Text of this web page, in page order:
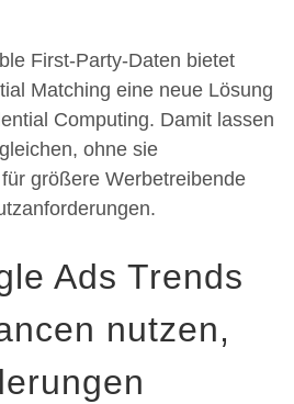
First-Party-Daten bietet
Matching eine neue Lösung
Computing. Damit lassen
ohne sie
größere Werbetreibende
Ads Trends
nutzen,